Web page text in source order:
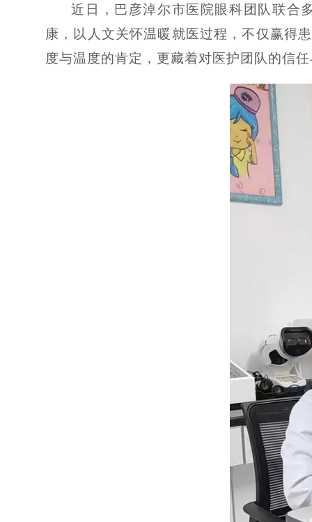
近日，巴彦淖尔市医院眼科团队联
康，以人文关怀温暖就医过程，不仅赢得
度与温度的肯定，更藏着对医护团队的信